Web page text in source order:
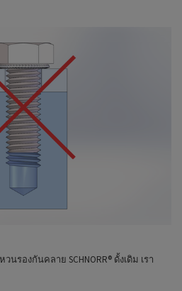
รองกันคลาย SCHNORR® ดั้งเดิม เรา